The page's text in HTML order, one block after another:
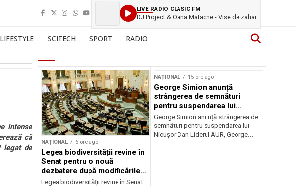
LIVE RADIO CLASIC FM
DJ Project & Oana Matache - Vise de zahar
LIFESTYLE SCITECH SPORT RADIO
intense
că
legat de
NAȚIONAL 6 ore ago
Legea biodiversității revine în
Senat pentru o nouă
dezbatere după modificările
deputaților
Legea biodiversității revine în Senat
NAȚIONAL 15 ore ago
George Simion anunță
strângerea de semnături
pentru suspendarea lui
Nicușor Dan
George Simion anunță strângerea de
semnături pentru suspendarea lui
Nicușor Dan Liderul AUR, George...